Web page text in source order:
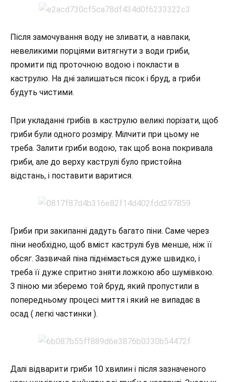
Після замочування воду не зливати, а навпаки,
невеликими порціями витягнути з води гриби,
промити під проточною водою і покласти в
каструлю. На дні залишаться пісок і бруд, а гриби
будуть чистими.
При укладанні грибів в каструлю великі порізати, щоб
гриби були одного розміру. Мілчити при цьому не
треба. Залити гриби водою, так щоб вона покривала
гриби, але до верху каструлі було пристойна
відстань, і поставити варитися.
Гриби при закипанні дадуть багато піни. Саме через
піни необхідно, щоб вміст каструлі був менше, ніж її
обсяг. Зазвичай піна піднімається дуже швидко, і
треба її дуже спритно зняти ложкою або шумівкою.
З піною ми зберемо той бруд, який пропустили в
попередньому процесі миття і який не випадає в
осад ( легкі частинки ).
Далі відварити гриби 10 хвилин і після зазначеного